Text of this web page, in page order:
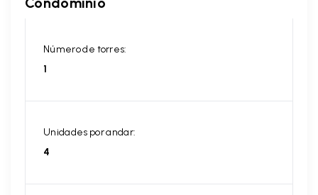
Número de torres:
1
Unidades por andar:
4